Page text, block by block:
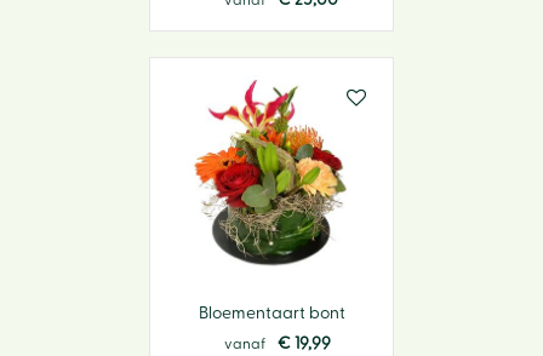
Bloementaart bont
vanaf € 19,99